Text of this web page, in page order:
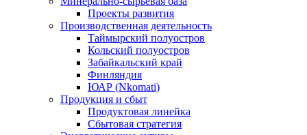
Проекты развития
Производственная деятельность
Таймырский полуостров
Кольский полуостров
Забайкальский край
Финляндия
ЮАР (Nkomati)
Продукция и сбыт
Продуктовая линейка
Сбытовая стратегия